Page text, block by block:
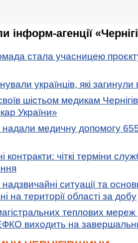
інформ-агенції
стала учасницею
українців, які загинули
шістьом медикам
України»
надали медичну допомогу
контракти: чіткі терміни
ситуації та
на території області за добу
теплових мереж
виходить на